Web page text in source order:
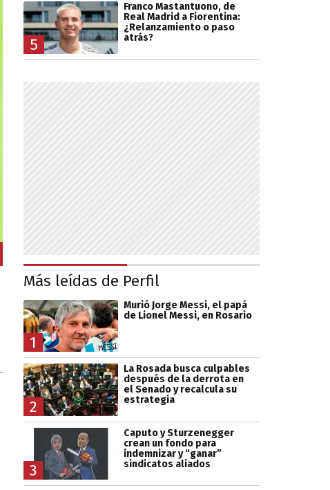
5
Franco Mastantuono, de
Real Madrid a Fiorentina:
¿Relanzamiento o paso
atrás?
Más leídas de Perfil
1
Murió Jorge Messi, el papá
de Lionel Messi, en Rosario
2
La Rosada busca culpables
después de la derrota en
el Senado y recalcula su
estrategia
3
Caputo y Sturzenegger
crean un fondo para
indemnizar y “ganar”
sindicatos aliados